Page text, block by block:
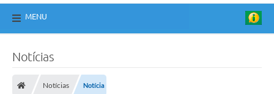
MENU
Notícias
Notícias Notícia